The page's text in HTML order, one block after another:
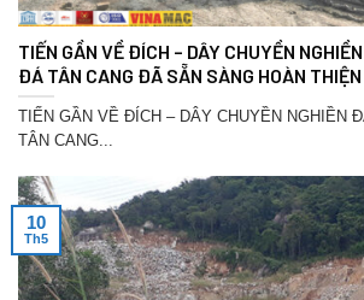
TIẾN GẦN VỀ ĐÍCH – DÂY CHUYỀN
ĐÁ TÂN CANG ĐÃ SẴN SÀNG HOÀN THIỆN
TIẾN GẦN VỀ ĐÍCH – DÂY CHUYỀN NGHIỀN
TÂN CANG...
10
Th5